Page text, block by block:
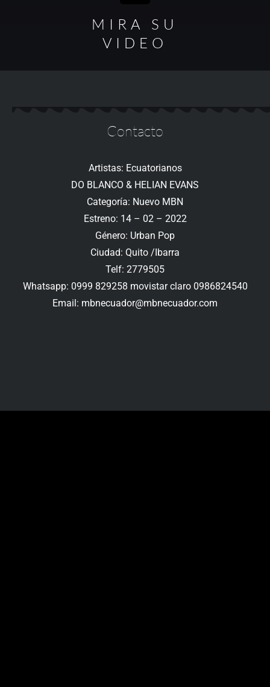
MIRA SU
VIDEO
Contacto
Artistas: Ecuatorianos
DO BLANCO & HELIAN EVANS
Categoría: Nuevo MBN
Estreno: 14 – 02 – 2022
Género: Urban Pop
Ciudad: Quito /Ibarra
Telf: 2779505
Whatsapp: 0999 829258 movistar claro 0986824540
Email: mbnecuador@mbnecuador.com